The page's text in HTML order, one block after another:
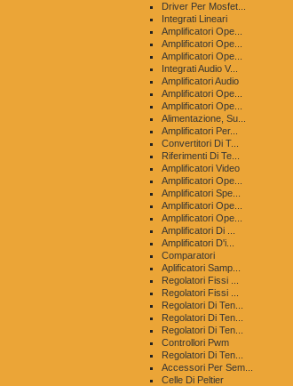
Driver Per Mosfet...
Integrati Lineari
Amplificatori Ope...
Amplificatori Ope...
Amplificatori Ope...
Integrati Audio V...
Amplificatori Audio
Amplificatori Ope...
Amplificatori Ope...
Alimentazione, Su...
Amplificatori Per...
Convertitori Di T...
Riferimenti Di Te...
Amplificatori Video
Amplificatori Ope...
Amplificatori Spe...
Amplificatori Ope...
Amplificatori Ope...
Amplificatori Di ...
Amplificatori D'i...
Comparatori
Aplificatori Samp...
Regolatori Fissi ...
Regolatori Fissi ...
Regolatori Di Ten...
Regolatori Di Ten...
Regolatori Di Ten...
Controllori Pwm
Regolatori Di Ten...
Accessori Per Sem...
Celle Di Peltier